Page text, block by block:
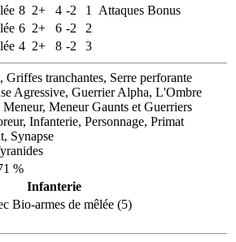
8 2+ 4 -2 1
Attaques Bonus
6 2+ 6 -2
2
4 2+ 8 -2 3
tranchantes, Serre perforante
Agressive, Guerrier Alpha, L'Ombre
Meneur Gaunts et Guerriers
Infanterie, Personnage, Primat
Synapse
%
Infanterie
Bio-armes de mêlée (5)